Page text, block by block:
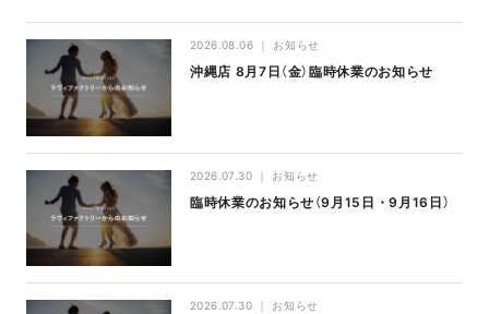
2026.08.06 お知らせ
沖縄店 8月7日（金）臨時休業のお知らせ
2026.07.30 お知らせ
臨時休業のお知らせ（9月15日・9月16日）
2026.07.30 お知らせ